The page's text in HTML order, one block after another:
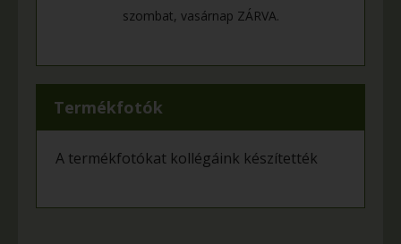
szombat, vasárnap ZÁRVA.
Termékfotók
A termékfotókat kollégáink készítették